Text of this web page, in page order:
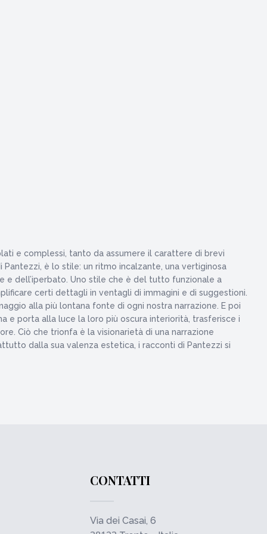
e complessi, tanto da assumere il carattere di brevi
è lo stile: un ritmo incalzante, una vertiginosa
e dell’iperbato. Uno stile che è del tutto funzionale a
certi dettagli in ventagli di immagini e di suggestioni.
alla più lontana fonte di ogni nostra narrazione. E poi
e porta alla luce la loro più oscura interiorità, trasferisce i
Ciò che trionfa è la visionarietà di una narrazione
dalla sua valenza estetica, i racconti di Pantezzi si
CONTATTI
Via dei Casai, 6